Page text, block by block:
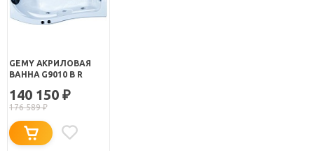
GEMY АКРИЛОВАЯ
ВАННА G9010 B R
140 150 ₽
176 589₽